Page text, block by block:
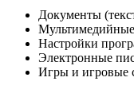
Документы
Настройки
Электронные
Игры и игровые